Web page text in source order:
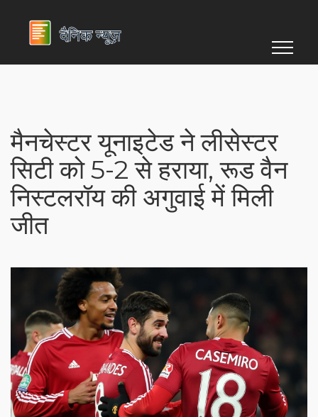
मैनचेस्टर यूनाइटेड ने लीसेस्टर
सिटी को 5-2 से हराया, रूड वैन
निस्टलरॉय की अगुवाई में मिली
जीत